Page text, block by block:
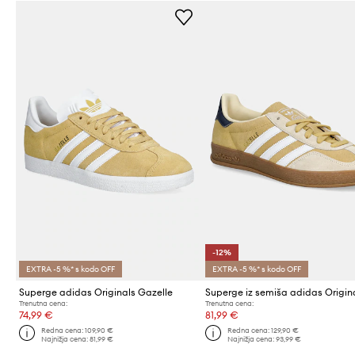
EXTRA -5 %* s kodo OFF
Superge adidas Originals Gazelle
Trenutna cena:
74,99 €
Redna cena:109,90 €
Najnižja cena:81,99 €
-12%
EXTRA -5 %* s kodo OFF
Trenutna cena:
81,99 €
Redna cena: 129,90 €
Najnižja cena: 93,99 €